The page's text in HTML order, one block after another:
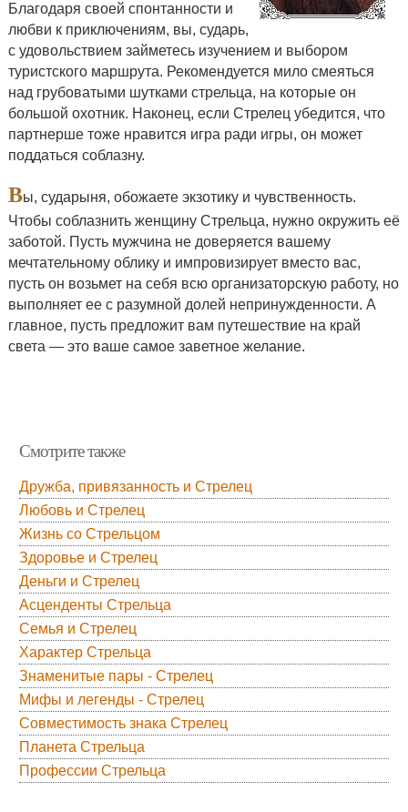
Благодаря своей спонтанности и
любви к приключениям, вы, сударь,
с удовольствием займетесь изучением и выбором
туристского маршрута. Рекомендуется мило смеяться
над грубоватыми шутками стрельца, на которые он
большой охотник. Наконец, если Стрелец убедится, что
партнерше тоже нравится игра ради игры, он может
поддаться соблазну.
Вы, сударыня, обожаете экзотику и чувственность.
Чтобы соблазнить женщину Стрельца, нужно окружить её
заботой. Пусть мужчина не доверяется вашему
мечтательному облику и импровизирует вместо вас,
пусть он возьмет на себя всю организаторскую работу, но
выполняет ее с разумной долей непринужденности. А
главное, пусть предложит вам путешествие на край
света — это ваше самое заветное желание.
Смотрите также
Дружба, привязанность и Стрелец
Любовь и Стрелец
Жизнь со Стрельцом
Здоровье и Стрелец
Деньги и Стрелец
Асценденты Стрельца
Семья и Стрелец
Характер Стрельца
Знаменитые пары - Стрелец
Мифы и легенды - Стрелец
Совместимость знака Стрелец
Планета Стрельца
Профессии Стрельца